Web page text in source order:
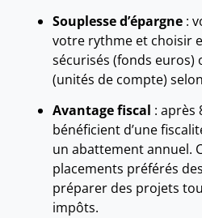
Souplesse d’épargne :
votre rythme et choisir
sécurisés (fonds euros)
(unités de compte)
Avantage fiscal : après
bénéficient d’une
un abattement annuel.
placements préférés
préparer des projets
impôts.